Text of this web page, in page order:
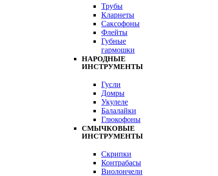
Трубы
Кларнеты
Саксофоны
Флейты
Губные
гармошки
НАРОДНЫЕ
ИНСТРУМЕНТЫ
Гусли
Домры
Укулеле
Балалайки
Глюкофоны
СМЫЧКОВЫЕ
ИНСТРУМЕНТЫ
Скрипки
Контрабасы
Виолончели